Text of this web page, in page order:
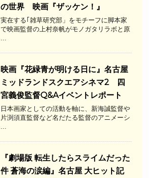
の世界 映画『ザッケン！』
実在する｢雑草研究部」をモチーフに脚本家
で映画監督の上村奈帆がモノガタリラボと原
映画『花緑青が明ける日に』名古屋
ミッドランドスクエアシネマ2 四
宮義俊監督Q&Aイベントレポート
日本画家としての活動を軸に、新海誠監督や
片渕須直監督など名だたる監督のアニメーシ
『劇場版 転生したらスライムだった
件 蒼海の涙編』名古屋 大ヒット記